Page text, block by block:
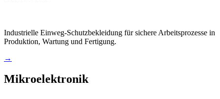
Industrielle Einweg-Schutzbekleidung für sichere Arbeitsprozesse in
Produktion, Wartung und Fertigung.
→
Mikroelektronik